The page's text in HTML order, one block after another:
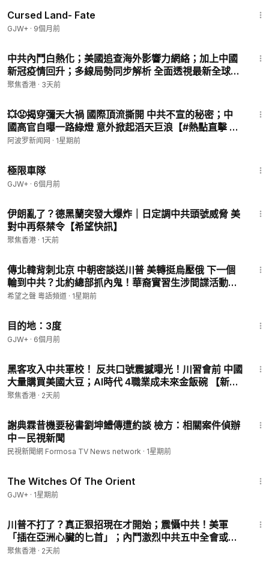
Cursed Land- Fate
GJW+ · 9個月前
中共內鬥白熱化；美國追查海外影響力網絡；加上中國
新冠疫情回升；多線局勢同步解析 全面透視最新全球變
局 主持人：林茵 魏凌【今日點睇】
聚焦香港 · 3天前
💥😡揭穿彌天大禍 國際頂流撕開 中共不宣的秘密；中
國高官自曝一路綠燈 意外掀起滔天巨浪【#熱點直擊 #
深度 #阿波羅網 C】
阿波罗新闻网 · 1星期前
極限車隊
GJW+ · 6個月前
伊朗亂了？德黑蘭突發大爆炸｜日定調中共頭號威脅 美
對中再祭禁令【希望快訊】
聚焦香港 · 1天前
傳北韓背刺北京 中朝密談送川普 美轉挺烏壓俄 下一個
輪到中共？北約總部抓內鬼！華裔實習生涉間諜活動被
捕【今日頭條】
希望之聲 粵語頻道 · 1星期前
目的地：3度
GJW+ · 6個月前
黑客攻入中共軍校！ 反共口號震撼曝光！川習會前 中國
大量購買美國大豆；AI時代 4職業成未來金飯碗 【新聞
要點】
聚焦香港 · 2天前
謝典霖昔機要秘書劉坤鱧傳遭約談 檢方：相關案件偵辦
中－民視新聞
民視新聞網 Formosa TV News network · 1星期前
The Witches Of The Orient
GJW+ · 1星期前
川普不打了？真正狠招現在才開始；震懾中共！美軍
「插在亞洲心臟的匕首」；內鬥激烈中共五中全會或開
除數十人。【時事熱評】
聚焦香港 · 2天前